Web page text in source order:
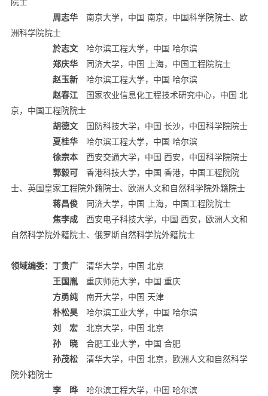
院士
周志华 南京大学，中国 南京，中国科学院院士、欧
洲科学院院士
於志文 哈尔滨工程大学，中国 哈尔滨
郑庆华 同济大学，中国 上海，中国工程院院士
赵玉新 哈尔滨工程大学，中国 哈尔滨
赵春江 国家农业信息化工程技术研究中心，中国 北
京，中国工程院院士
胡德文 国防科技大学，中国 长沙，中国科学院院士
夏桂华 哈尔滨工程大学，中国 哈尔滨
徐宗本 西安交通大学，中国 西安，中国科学院院士
郭毅可
香港科技大学，中国 香港，中国工程院院
士、英国皇家工程院外籍院士、欧洲人文和自然科学院外籍院士
蒋昌俊 同济大学，中国 上海，中国工程院院士
焦李成 西安电子科技大学，中国 西安，欧洲人文和
自然科学院外籍院士、俄罗斯自然科学院外籍院士
领域编委： 丁贵广 清华大学，中国 北京
王国胤 重庆师范大学，中国 重庆
方勇纯 南开大学，中国 天津
朴松昊 哈尔滨工业大学，中国 哈尔滨
刘 宏 北京大学，中国 北京
孙 晓 合肥工业大学，中国 合肥
孙茂松 清华大学，中国 北京，欧洲人文和自然科学
院外籍院士
李 晔 哈尔滨工程大学，中国 哈尔滨